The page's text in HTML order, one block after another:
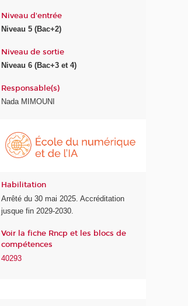
Niveau d'entrée
Niveau 5 (Bac+2)
Niveau de sortie
Niveau 6 (Bac+3 et 4)
Responsable(s)
Nada MIMOUNI
Habilitation
Arrêté du 30 mai 2025. Accréditation
jusque fin 2029-2030.
Voir la fiche Rncp et les blocs de
compétences
40293